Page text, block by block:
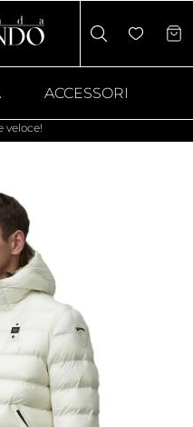
ACCESSORI
veloce!